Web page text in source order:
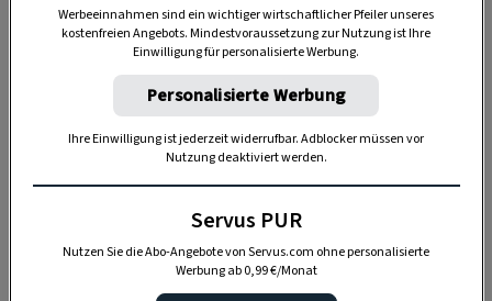
Werbeeinnahmen sind ein wichtiger wirtschaftlicher Pfeiler unseres
kostenfreien Angebots. Mindestvoraussetzung zur Nutzung ist Ihre
Einwilligung für personalisierte Werbung.
Personalisierte Werbung
Ihre Einwilligung ist jederzeit widerrufbar. Adblocker müssen vor
Nutzung deaktiviert werden.
Servus PUR
Nutzen Sie die Abo-Angebote von Servus.com ohne personalisierte
Werbung ab 0,99 €/Monat